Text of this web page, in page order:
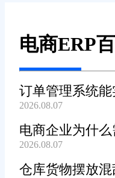
电商ERP
订单管理系统
吗?
2026.08.07
电商企业为什
理系统?
2026.08.07
仓库货物摆放